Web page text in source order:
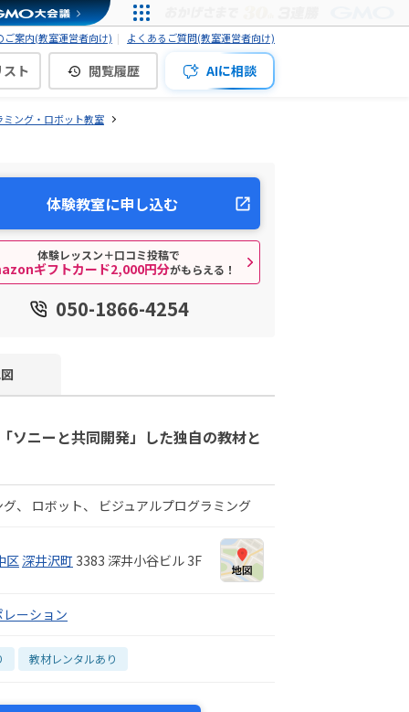
ご案内(教室運営者向け) よくあるご質問(教室運営者向け)
ト 閲覧履歴 AIに相談
ング・ロボット教室
体験教室に申し込む
体験レッスン＋口コミ投稿で
ギフトカード2,000円分がもらえる！
050-1866-4254
ニーと共同開発」した独自の教材と
グ ロボット ビジュアルプログラミング
区 深井沢町 3383 深井小谷ビル 3F
ーション
教材レンタルあり